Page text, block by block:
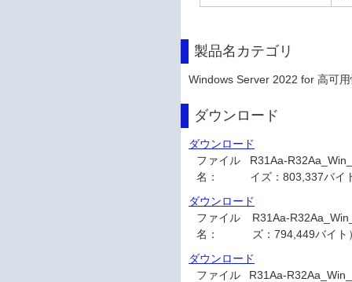
製品名カテゴリ
Windows Server 2022 for 高可
ダウンロード
ダウンロード
ファイル
名：
R31Aa-
イズ：803,337バイ
ダウンロード
ファイル
名：
R31Aa-
ズ：794,449バイト
ダウンロード
ファイル
R31Aa-